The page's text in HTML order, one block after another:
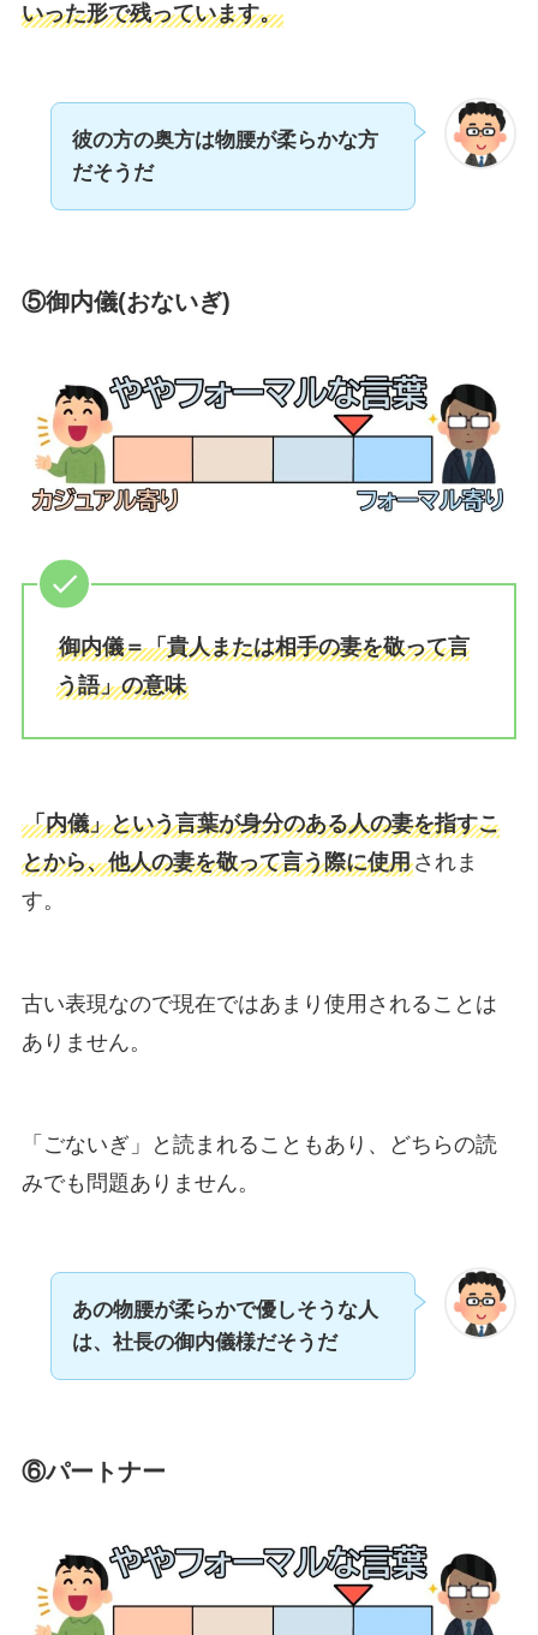
いった形で残っています。
彼の方の奥方は物腰が柔らかな方
だそうだ
⑤御内儀(おないぎ)
御内儀＝「貴人または相手の妻を敬って言
う語」の意味
「内儀」という言葉が身分のある人の妻を指すこ
とから、他人の妻を敬って言う際に使用されま
す。
古い表現なので現在ではあまり使用されることは
ありません。
「ごないぎ」と読まれることもあり、どちらの読
みでも問題ありません。
あの物腰が柔らかで優しそうな人
は、社長の御内儀様だそうだ
⑥パートナー